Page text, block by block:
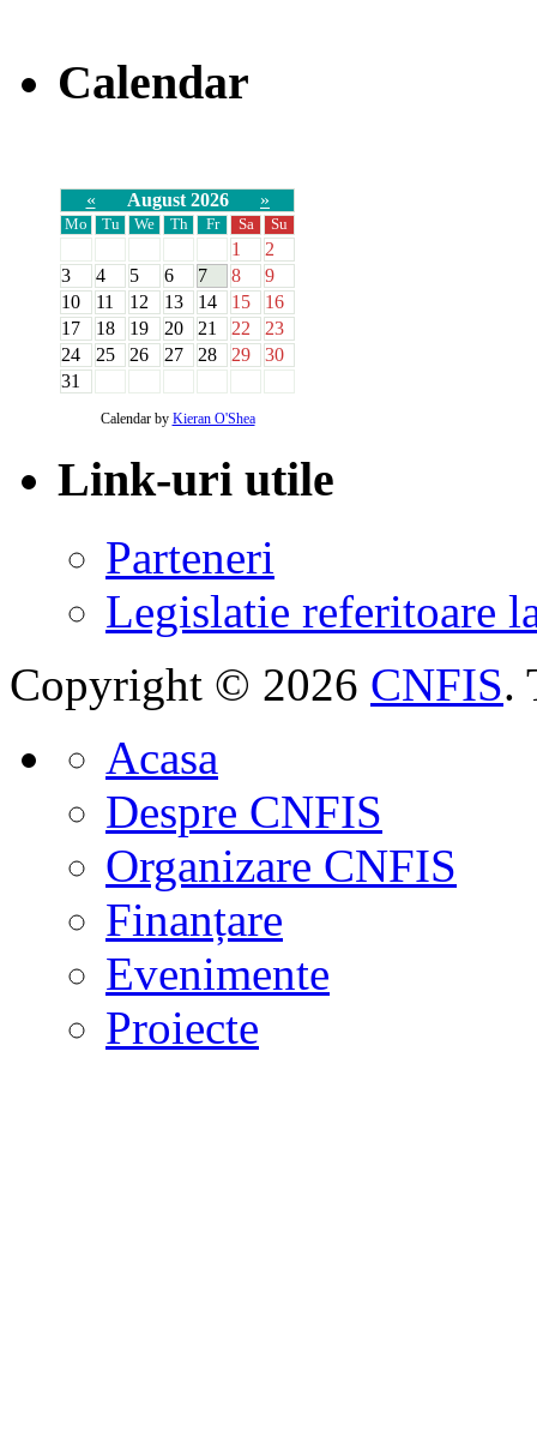
Calendar
« August 2026 »
Mo Tu We Th Fr Sa Su
1
2
3
4 5 6 7 8
9
10
11 12 13 14 15
16
17
18 19 20 21 22
23
24
25 26 27 28 29
30
31
Calendar by Kieran O'Shea
Link-uri utile
Parteneri
Legislatie referitoare
Copyright © 2026 CNFIS.
Acasa
Despre CNFIS
Organizare CNFIS
Finanțare
Evenimente
Proiecte